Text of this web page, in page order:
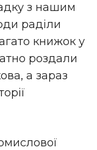
з нашим
раділи
книжок у
роздали
а зараз